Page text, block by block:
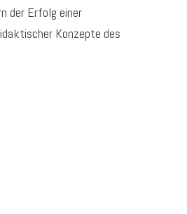
der Erfolg einer
Konzepte des